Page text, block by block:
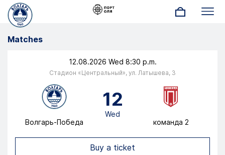
Menu
Matches
12.08.2026 Wed 8:30 p.m.
Стадион «Центральный», ул. Латышева, 3
Волгарь-Победа
12
Wed
команда 2
Buy a ticket